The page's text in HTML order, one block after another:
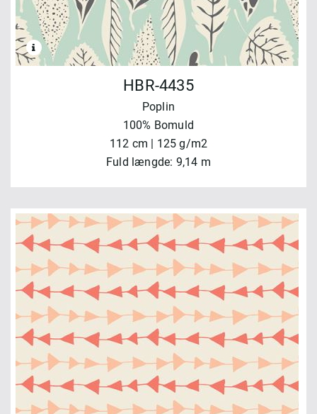
HBR-4435
Poplin
100% Bomuld
112 cm | 125 g/m2
Fuld længde: 9,14 m